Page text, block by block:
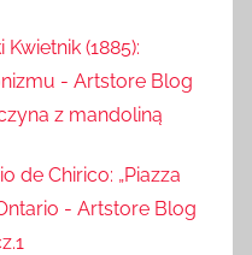
(1885):
- Artstore Blog
z mandoliną
de Chirico: „Piazza
- Artstore Blog